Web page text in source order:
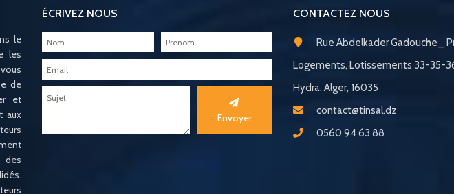
le
les
de
et
aux
des
ÉCRIVEZ NOUS
Envoyer
CONTACTEZ NOUS
Rue Abdelkader Gadouche_
Logements, Lotissements 33-35-
Hydra. Alger, 16035
contact@tinsal.dz
0560 94 63 88